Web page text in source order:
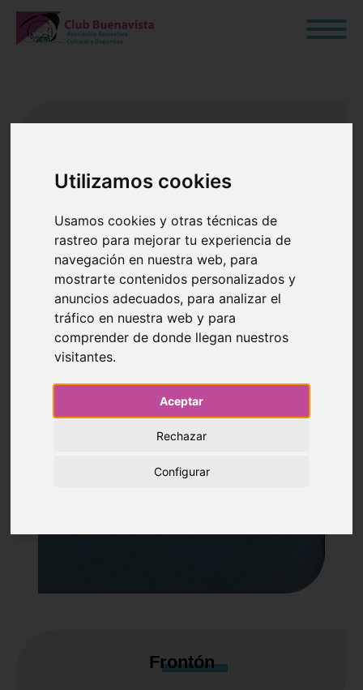
Utilizamos cookies
Usamos cookies y otras técnicas de
rastreo para mejorar tu experiencia de
navegación en nuestra web, para
mostrarte contenidos personalizados y
anuncios adecuados, para analizar el
tráfico en nuestra web y para
comprender de donde llegan nuestros
visitantes.
Aceptar
Rechazar
Configurar
Frontón